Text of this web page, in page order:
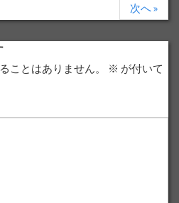
次へ »
ことはありません。 ※ が付いて